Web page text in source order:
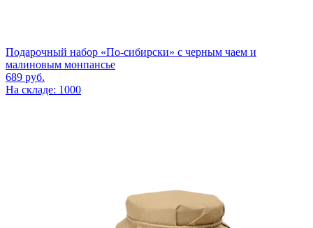
Подарочный набор «По-сибирски» с черным чаем и
малиновым монпансье
689 руб.
На складе: 1000